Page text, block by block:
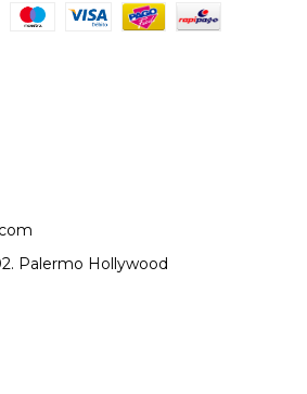
Palermo Hollywood